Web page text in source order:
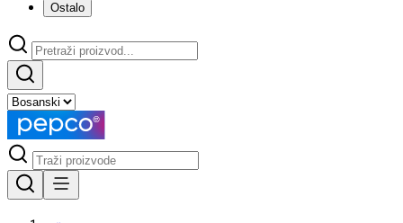
Ostalo